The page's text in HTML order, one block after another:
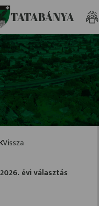
TATABÁNYA
Vissza
2026. évi választás